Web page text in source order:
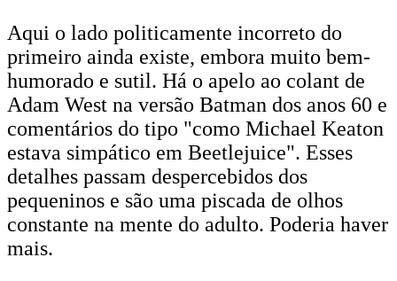
Aqui o lado politicamente incorreto do
primeiro ainda existe, embora muito bem-
humorado e sutil. Há o apelo ao colant de
Adam West na versão Batman dos anos 60 e
comentários do tipo "como Michael Keaton
estava simpático em Beetlejuice". Esses
detalhes passam despercebidos dos
pequeninos e são uma piscada de olhos
constante na mente do adulto. Poderia haver
mais.